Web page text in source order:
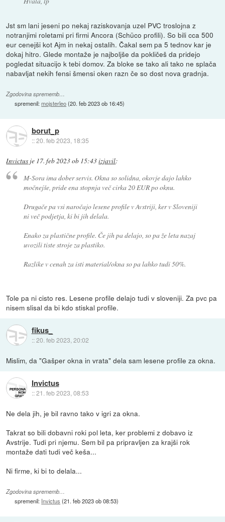
Jst sm lani jeseni po nekaj raziskovanja uzel PVC troslojna z
notranjimi roletami pri firmi Ancora (Schüco profili). So bili cca 500
eur cenejši kot Ajm in nekaj ostalih. Čakal sem pa 5 tednov kar je
dokaj hitro. Glede montaže je najboljše da pokličeš da pridejo
pogledat situacijo k tebi domov. Za bloke se tako ali tako ne splača
nabavljat nekih fensi šmensi oken razn če so dost nova gradnja.
Zgodovina sprememb…
spremenil:mojsterleo(20. feb 2023 ob 16:45)
borut_p
::20. feb 2023, 18:35
Invictus je 17. feb 2023 ob 15:43izjavil:
M-Sora ima dober servis. Okna so solidna, okovje dajo lahko
močnejše, pride ena stopnja več cirka 20 EUR po oknu.
Drugače pa vsi naročajo lesene profile v Avstriji, ker v Sloveniji
ni več podjetja, ki bi jih delala.
Enako za plastične profile. Če jih pa delajo, so pa že leta nazaj
uvozili tiste stroje za plastiko.
Razlike v cenah za isti material/okna so pa lahko tudi 50%.
Tole pa ni cisto res. Lesene profile delajo tudi v sloveniji. Za pvc pa
nisem slisal da bi kdo stiskal profile.
fikus_
::20. feb 2023, 20:02
Mislim, da "Gašper okna in vrata" dela sam lesene profile za okna.
Invictus
::21. feb 2023, 08:53
Ne dela jih, je bil ravno tako v igri za okna.
Takrat so bili dobavni roki pol leta, ker problemi z dobavo iz
Avstrije. Tudi pri njemu. Sem bil pa pripravljen za krajši rok
montaže dati tudi več keša...
Ni firme, ki bi to delala...
Zgodovina sprememb…
spremenil: Invictus (21. feb 2023 ob 08:53)